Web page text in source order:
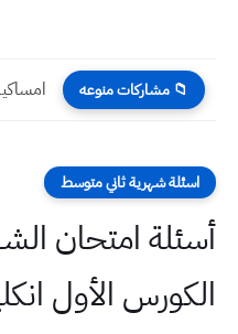
📁 مشاركات منوعه
اسئلة شهرية ثاني متوسط
أسئلة امتحان
الكورس الأول